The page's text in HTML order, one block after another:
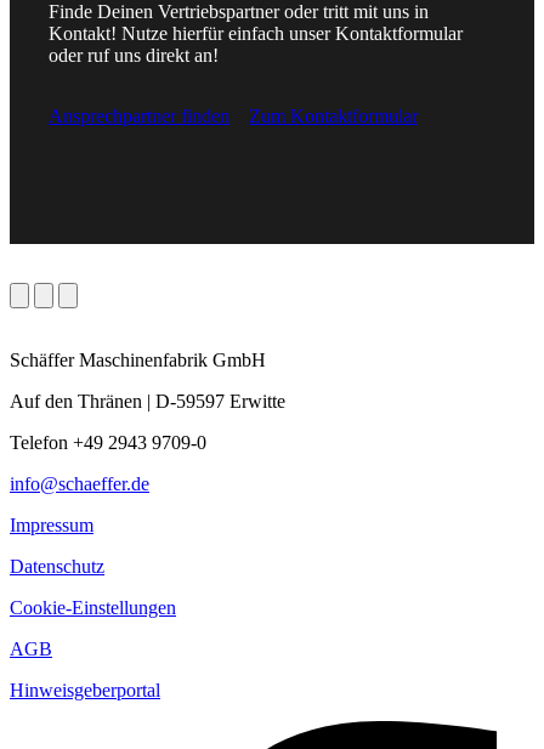
Finde Deinen Vertriebspartner oder tritt mit uns in
Kontakt! Nutze hierfür einfach unser Kontaktformular
oder ruf uns direkt an!
Ansprechpartner finden Zum Kontaktformular
Schäffer Maschinenfabrik GmbH
Auf den Thränen | D-59597 Erwitte
Telefon +49 2943 9709-0
info@schaeffer.de
Impressum
Datenschutz
Cookie-Einstellungen
AGB
Hinweisgeberportal